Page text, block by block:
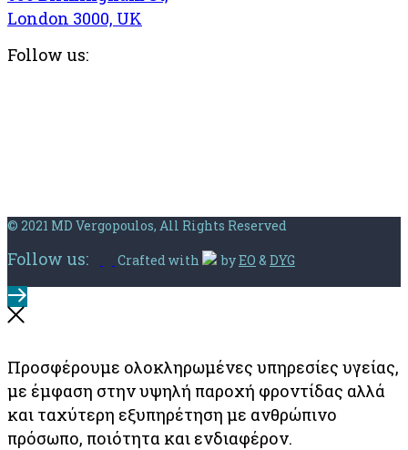
London 3000, UK
Follow us:
© 2021 MD Vergopoulos, All Rights Reserved
Follow us: Crafted with byEO & DYG
Προσφέρουμε ολοκληρωμένες υπηρεσίες υγείας,
με έμφαση στην υψηλή παροχή φροντίδας αλλά
και ταχύτερη εξυπηρέτηση με ανθρώπινο
πρόσωπο, ποιότητα και ενδιαφέρον.